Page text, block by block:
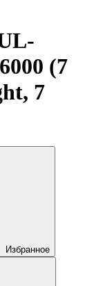
(7
7
Избранное